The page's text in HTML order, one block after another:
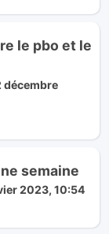
le pbo et le
décembre
semaine
2023, 10:54